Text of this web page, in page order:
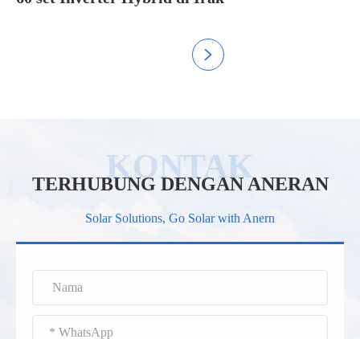

TERHUBUNG DENGAN ANERAN
Solar Solutions, Go Solar with Anern